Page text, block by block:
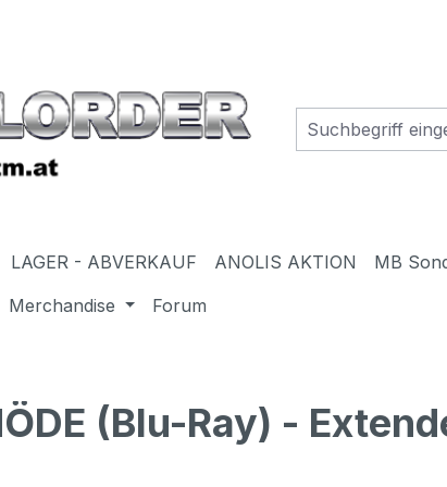
LAGER - ABVERKAUF ANOLIS AKTION MB
Merchandise Forum
(Blu-Ray) -